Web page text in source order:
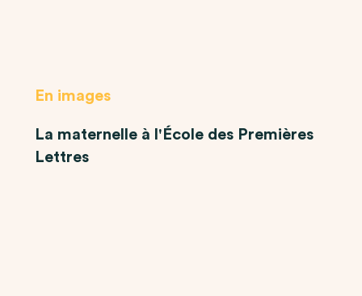
En images
La maternelle à l'École des Premières
Lettres